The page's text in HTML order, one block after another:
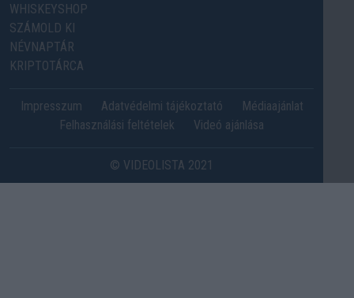
WHISKEYSHOP
SZÁMOLD KI
NÉVNAPTÁR
KRIPTOTÁRCA
Impresszum Adatvédelmi tájékoztató
Médiaajánlat
Felhasználási feltételek
Videó ajánlása
© VIDEOLISTA 2021